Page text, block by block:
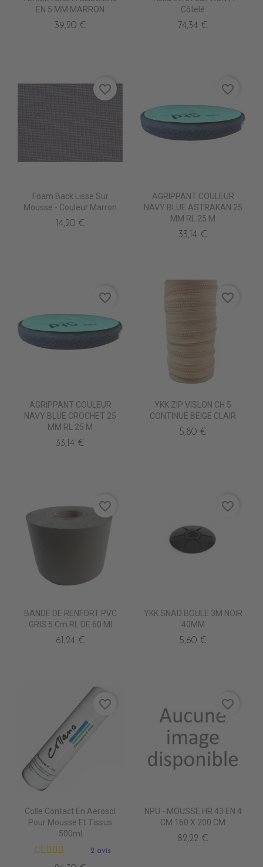
EN 5 MM MARRON
39,20 €
Côtelé
74,34 €
Foam Back Lisse Sur
Mousse - Couleur Marron
14,20 €
favorite_border
AGRIPPANT COULEUR
NAVY BLUE ASTRAKAN 25
MM RL 25 M
33,14 €
favorite_border
AGRIPPANT COULEUR
NAVY BLUE CROCHET 25
MM RL 25 M
33,14 €
favorite_border
YKK ZIP VISLON CH 5
CONTINUE BEIGE CLAIR
5,80 €
favorite_border
BANDE DE RENFORT PVC
GRIS 5 Cm RL DE 60 Ml
61,24 €
favorite_border
YKK SNAD BOULE 3M NOIR
40MM
5,60 €
favorite_border
Colle Contact En Aerosol
Pour Mousse Et Tissus
500ml
2 avis
favorite_border
NPU - MOUSSE HR 43 EN 4
CM 160 X 200 CM
82,22 €
favorite_border